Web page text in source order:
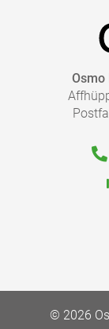
QUE
Com a nossa
revestimento
Por favor,
Osmo
© 2026